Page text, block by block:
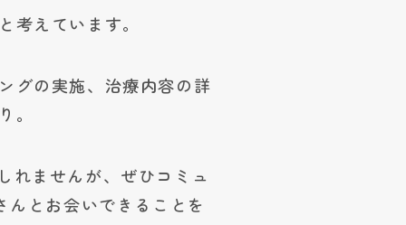
えています。
グの実施、治療内容の詳
。
れませんが、ぜひコミュ
とお会いできることを